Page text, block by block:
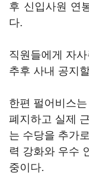
후 신입사원 연
다.
직원들에게 자
추후 사내 공지
한편 펄어비스
폐지하고 실제
는 수당을 추가
력 강화와 우수
중이다.